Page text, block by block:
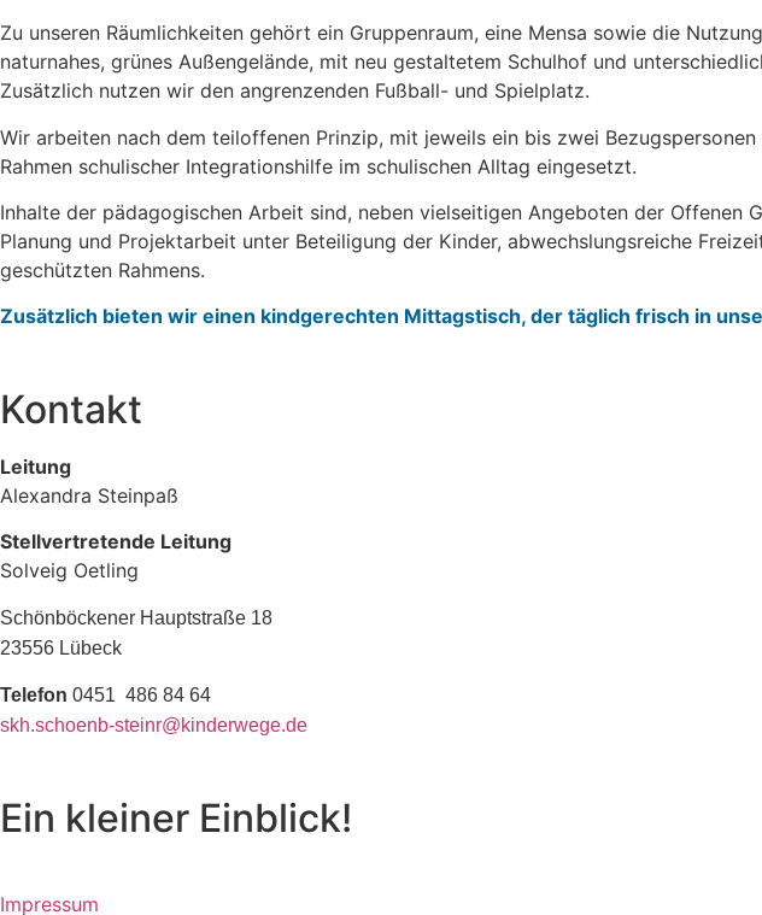
Zu unseren Räumlichkeiten gehört ein Gruppenraum, eine Mensa sowie die
naturnahes, grünes Außengelände, mit neu gestaltetem Schulhof und
Zusätzlich nutzen wir den angrenzenden Fußball- und Spielplatz.
Wir arbeiten nach dem teiloffenen Prinzip, mit jeweils ein bis zwei
Rahmen schulischer Integrationshilfe im schulischen Alltag eingesetzt.
Inhalte der pädagogischen Arbeit sind, neben vielseitigen Angeboten der Offenen
Planung und Projektarbeit unter Beteiligung der Kinder, abwechslungsreiche
geschützten Rahmens.
Zusätzlich bieten wir einen kindgerechten Mittagstisch, der täglich frisch in
Kontakt
Leitung
Alexandra Steinpaß
Stellvertretende Leitung
Solveig Oetling
Schönböckener Hauptstraße 18
23556 Lübeck
Telefon 0451 486 84 64
skh.schoenb-steinr@kinderwege.de
Ein kleiner Einblick!
Impressum